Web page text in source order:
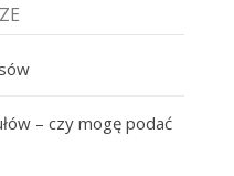
– czy mogę podać